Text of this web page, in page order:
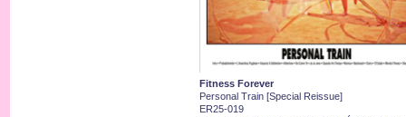
Fitness Forever
Personal Train [Special Reissue]
ER25-019